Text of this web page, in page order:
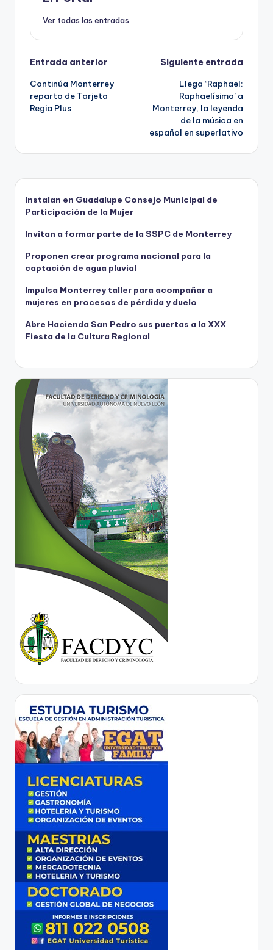
k
Ver todas las entradas
Navegación
de
entradas
Entrada anterior
Continúa Monterrey
reparto de Tarjeta
Regia Plus
Siguiente entrada
Llega ‘Raphael:
Raphaelísimo’ a
Monterrey, la leyenda
de la música en
español en superlativo
Instalan en Guadalupe Consejo Municipal de
Participación de la Mujer
Invitan a formar parte de la SSPC de Monterrey
Proponen crear programa nacional para la
captación de agua pluvial
Impulsa Monterrey taller para acompañar a
mujeres en procesos de pérdida y duelo
Abre Hacienda San Pedro sus puertas a la XXX
Fiesta de la Cultura Regional